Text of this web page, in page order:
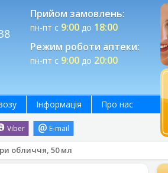
Прийом замовлень:
пн-пт с 9:00до 18:00
Режим роботи аптеки:
пн-пт с 9:00до 20:00
Viber E-mail
Інформація Про нас
обличчя, 50 мл